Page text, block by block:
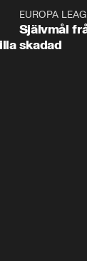
EUROPA
Självmål
skadad